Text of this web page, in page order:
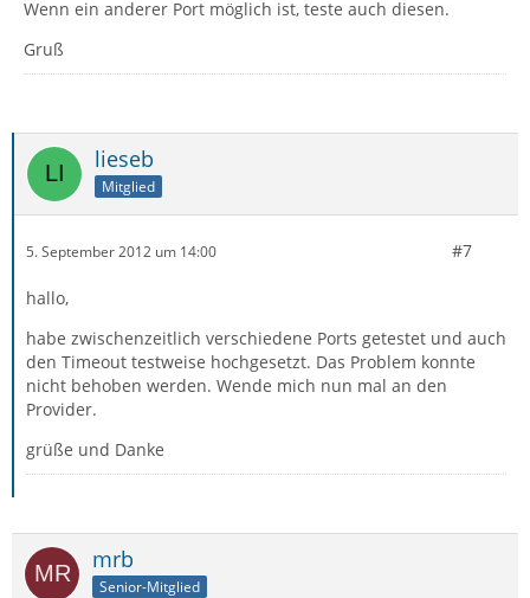
Wenn ein anderer Port möglich ist, teste auch diesen.
Gruß
lieseb
Mitglied
5. September 2012 um 14:00 #7
hallo,
habe zwischenzeitlich verschiedene Ports getestet und auch
den Timeout testweise hochgesetzt. Das Problem konnte
nicht behoben werden. Wende mich nun mal an den
Provider.
grüße und Danke
mrb
Senior-Mitglied